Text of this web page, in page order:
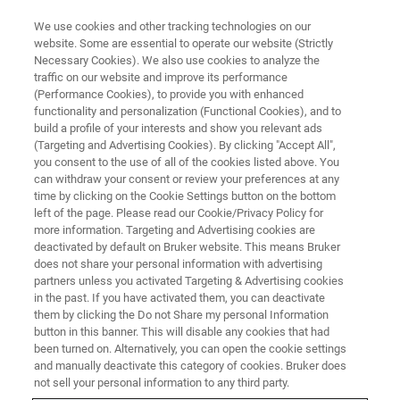
DIFRAÇÃO DE RAIOS-X DE CRISTAL ÚNICO (SC-XRD)
Compostos de haperona para
cocristalização de orgânicos
Freqüentemente, em menos de uma hora, nossas
soluções de difração de raios-X de cristal único (SC-XRD)
permitem uma análise de estrutura 3D de alta qualidade -
We use cookies and other tracking technologies on our
website. Some are essential to operate our website (Strictly
Necessary Cookies). We also use cookies to analyze the
traffic on our website and improve its performance
(Performance Cookies), to provide you with enhanced
functionality and personalization (Functional Cookies), and to
build a profile of your interests and show you relevant ads
(Targeting and Advertising Cookies). By clicking "Accept All",
you consent to the use of all of the cookies listed above. You
can withdraw your consent or review your preferences at any
time by clicking on the Cookie Settings button on the bottom
left of the page. Please read our Cookie/Privacy Policy for
more information. Targeting and Advertising cookies are
deactivated by default on Bruker website. This means Bruker
does not share your personal information with advertising
partners unless you activated Targeting & Advertising cookies
in the past. If you have activated them, you can deactivate
them by clicking the Do not Share my personal Information
button in this banner. This will disable any cookies that had
been turned on. Alternatively, you can open the cookie settings
and manually deactivate this category of cookies. Bruker does
not sell your personal information to any third party.